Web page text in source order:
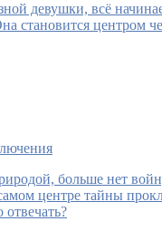
девушки, всё
становится центром
больше нет
центре тайны